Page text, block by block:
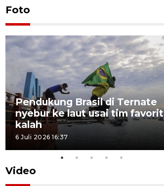
Foto
Pendukung Brasil di Ternate
nyebur ke laut usai tim favorit
kalah
6 Juli 2026 16:37
Video